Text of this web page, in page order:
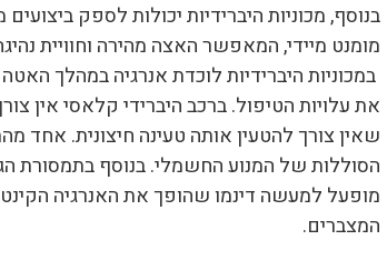
בנוסף, מכוניות היברידיות יכולות לספק
מומנט מיידי, המאפשר האצה מהירה וחוויית
במכוניות היברידיות לוכדת אנרגיה במהלך
את עלויות הטיפול. ברכב היברידי קלאסי אין
שאין צורך להטעין אותה טעינה חיצונית. אחד
הסוללות של המנוע החשמלי. בנוסף בתמסורת
מופעל למעשה דינמו שהופך את האנרגיה
המצברים.